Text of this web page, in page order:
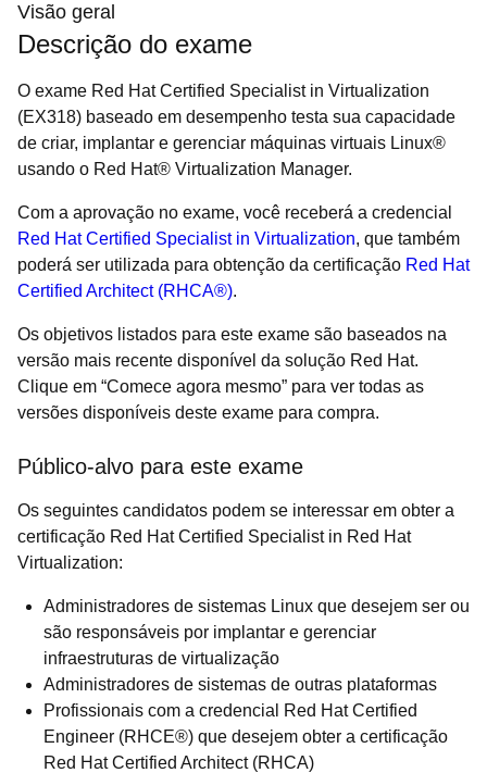
Visão geral
Descrição do exame
O exame Red Hat Certified Specialist in Virtualization
(EX318) baseado em desempenho testa sua capacidade
de criar, implantar e gerenciar máquinas virtuais Linux®
usando o Red Hat® Virtualization Manager.
Com a aprovação no exame, você receberá a credencial
Red Hat Certified Specialist in Virtualization, que também
poderá ser utilizada para obtenção da certificação Red Hat
Certified Architect (RHCA®).
Os objetivos listados para este exame são baseados na
versão mais recente disponível da solução Red Hat.
Clique em “Comece agora mesmo” para ver todas as
versões disponíveis deste exame para compra.
Público-alvo para este exame
Os seguintes candidatos podem se interessar em obter a
certificação Red Hat Certified Specialist in Red Hat
Virtualization:
Administradores de sistemas Linux que desejem ser ou
são responsáveis por implantar e gerenciar
infraestruturas de virtualização
Administradores de sistemas de outras plataformas
Profissionais com a credencial Red Hat Certified
Engineer (RHCE®) que desejem obter a certificação
Red Hat Certified Architect (RHCA)